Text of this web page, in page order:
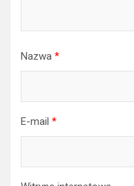
Nazwa *
E-mail *